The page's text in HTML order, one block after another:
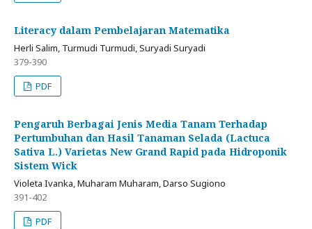
Literacy dalam Pembelajaran Matematika
Herli Salim, Turmudi Turmudi, Suryadi Suryadi
379-390
PDF
Pengaruh Berbagai Jenis Media Tanam Terhadap
Pertumbuhan dan Hasil Tanaman Selada (Lactuca
Sativa L.) Varietas New Grand Rapid pada Hidroponik
Sistem Wick
Violeta Ivanka, Muharam Muharam, Darso Sugiono
391-402
PDF